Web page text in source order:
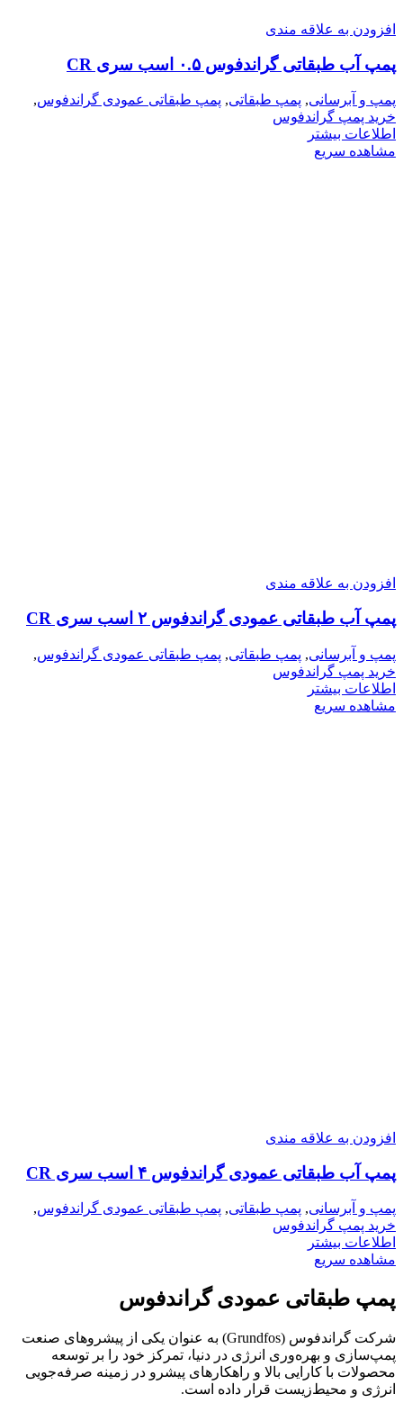
افزودن به علاقه مندی
پمپ آب طبقاتی گراندفوس ۰.۵ اسب سری CR
پمپ و آبرسانی, پمپ طبقاتی, پمپ طبقاتی عمودی گراندفوس,
خرید پمپ گراندفوس
اطلاعات بیشتر
مشاهده سریع
افزودن به علاقه مندی
پمپ آب طبقاتی عمودی گراندفوس ۲ اسب سری CR
پمپ و آبرسانی, پمپ طبقاتی, پمپ طبقاتی عمودی گراندفوس,
خرید پمپ گراندفوس
اطلاعات بیشتر
مشاهده سریع
افزودن به علاقه مندی
پمپ آب طبقاتی عمودی گراندفوس ۴ اسب سری CR
پمپ و آبرسانی, پمپ طبقاتی, پمپ طبقاتی عمودی گراندفوس,
خرید پمپ گراندفوس
اطلاعات بیشتر
مشاهده سریع
پمپ طبقاتی عمودی گراندفوس
شرکت گراندفوس (Grundfos) به عنوان یکی از پیشروهای صنعت
پمپ‌سازی و بهره‌وری انرژی در دنیا، تمرکز خود را بر توسعه
محصولات با کارایی بالا و راهکارهای پیشرو در زمینه صرفه‌جویی
انرژی و محیط‌زیست قرار داده است.